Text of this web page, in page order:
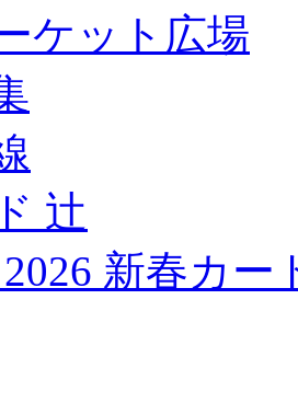
ケット広場
辻
2026 新春カ